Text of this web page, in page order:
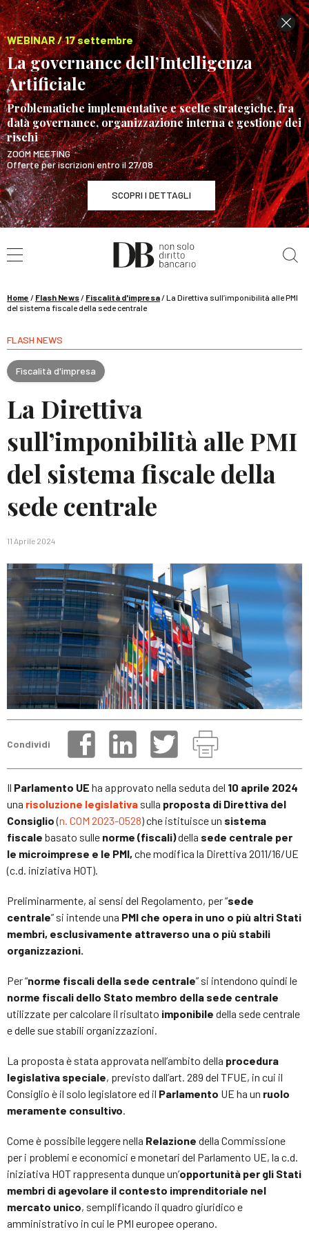
WEBINAR / 17 settembre
La governance dell’Intelligenza
Artificiale
Problematiche implementative e scelte strategiche, fra
data governance, organizzazione interna e gestione dei
rischi
ZOOM MEETING
Offerte per iscrizioni entro il 27/08
SCOPRI I DETTAGLI
WEBINAR / 17 settembre
La governance dell’Intelligenza Artificiale
Home / Flash News/ Fiscalità d'impresa/La Direttiva sull’imponibilità alle PMI
del sistema fiscale della sede centrale
FLASH NEWS
Fiscalità d'impresa
La Direttiva
sull’imponibilità alle PMI
del sistema fiscale della
sede centrale
11 Aprile 2024
Condividi
Il Parlamento UE ha approvato nella seduta del 10 aprile 2024
una risoluzione legislativa sulla proposta di Direttiva del
Consiglio(n. COM 2023-0528) che istituisce un sistema
fiscale basato sulle norme (fiscali)della sede centrale per
le microimprese e le PMI, che modifica la Direttiva 2011/16/UE
(c.d. iniziativa HOT).
Preliminarmente, ai sensi del Regolamento, per “sede
centrale” si intende una PMI che opera in uno o più altri Stati
membri, esclusivamente attraverso una o più stabili
organizzazioni.
Per “norme fiscali della sede centrale” si intendono quindi le
norme fiscali dello Stato membro della sede centrale
utilizzate per calcolare il risultato imponibile della sede centrale
e delle sue stabili organizzazioni.
La proposta è stata approvata nell’ambito della procedura
legislativa speciale, previsto dall’art. 289 del TFUE, in cui il
Consiglio è il solo legislatore ed il Parlamento UE ha un ruolo
meramente consultivo.
Come è possibile leggere nella Relazione della Commissione
per i problemi e economici e monetari del Parlamento UE, la c.d.
iniziativa HOT rappresenta dunque un’opportunità per gli Stati
membri di agevolare il contesto imprenditoriale nel
mercato unico, semplificando il quadro giuridico e
amministrativo in cui le PMI europee operano.